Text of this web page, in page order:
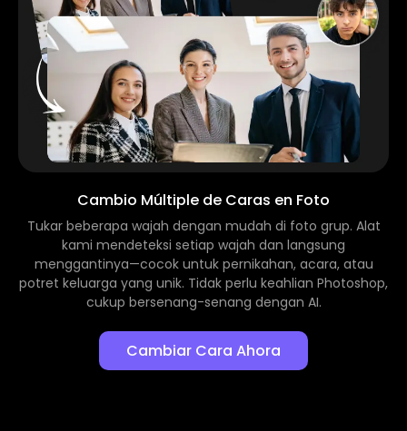
Cambio Múltiple de Caras en Foto
Tukar beberapa wajah dengan mudah di foto grup. Alat
kami mendeteksi setiap wajah dan langsung
menggantinya—cocok untuk pernikahan, acara, atau
potret keluarga yang unik. Tidak perlu keahlian Photoshop,
cukup bersenang-senang dengan AI.
Cambiar Cara Ahora